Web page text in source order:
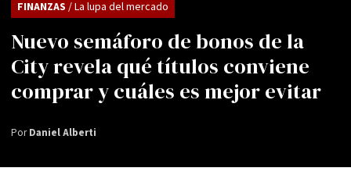
Nuevo semáforo de bonos de la
City revela qué títulos conviene
comprar y cuáles es mejor evitar
FINANZAS / La lupa del mercado
PorDaniel Alberti